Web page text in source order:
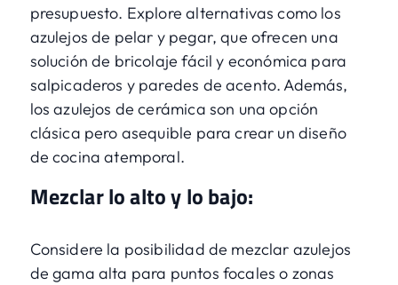
presupuesto. Explore alternativas como los
azulejos de pelar y pegar, que ofrecen una
solución de bricolaje fácil y económica para
salpicaderos y paredes de acento. Además,
los azulejos de cerámica son una opción
clásica pero asequible para crear un diseño
de cocina atemporal.
Mezclar lo alto y lo bajo:
Considere la posibilidad de mezclar azulejos
de gama alta para puntos focales o zonas